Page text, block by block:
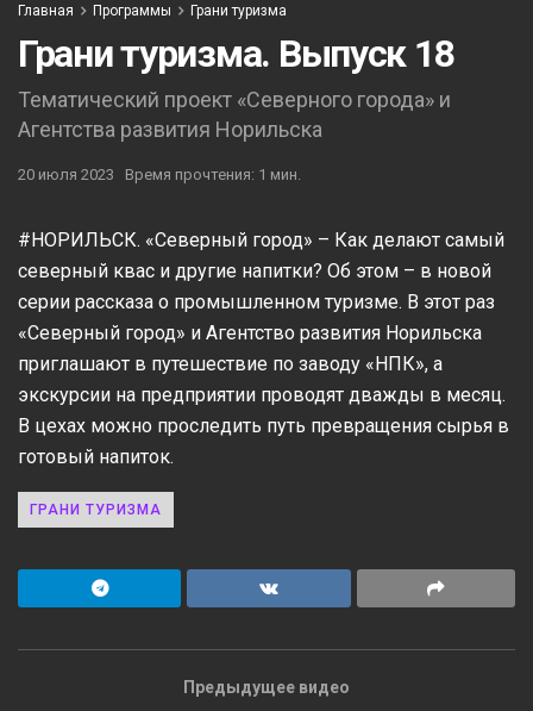
Главная Программы Грани туризма
Грани туризма. Выпуск 18
Тематический проект «Северного города» и
Агентства развития Норильска
20 июля 2023 Время прочтения: 1 мин.
#НОРИЛЬСК. «Северный город» – Как делают самый
северный квас и другие напитки? Об этом – в новой
серии рассказа о промышленном туризме. В этот раз
«Северный город» и Агентство развития Норильска
приглашают в путешествие по заводу «НПК», а
экскурсии на предприятии проводят дважды в месяц.
В цехах можно проследить путь превращения сырья в
готовый напиток.
ГРАНИ ТУРИЗМА
Предыдущее видео